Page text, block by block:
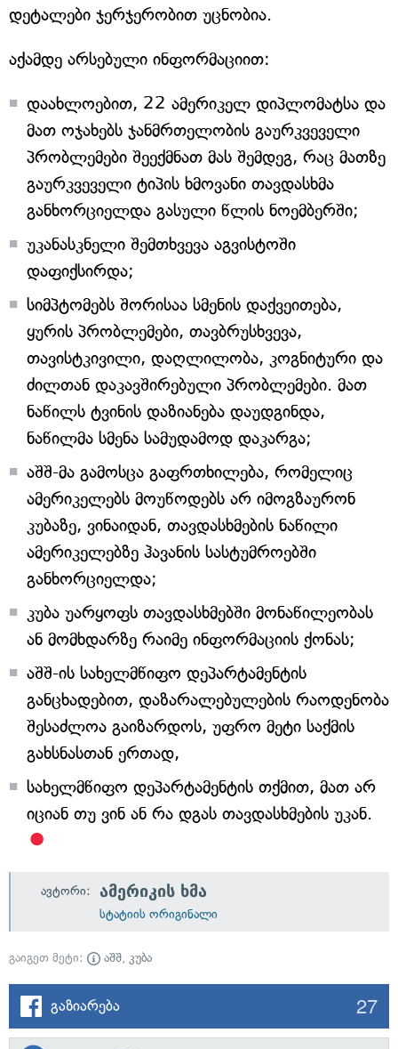
დეტალები ჯერჯერობით უცნობია.
აქამდე არსებული ინფორმაციით:
დაახლოებით, 22 ამერიკელ დიპლომატსა და
მათ ოჯახებს ჯანმრთელობის გაურკვეველი
პრობლემები შეექმნათ მას შემდეგ, რაც მათზე
გაურკვეველი ტიპის ხმოვანი თავდასხმა
განხორციელდა გასული წლის ნოემბერში;
უკანასკნელი შემთხვევა აგვისტოში
დაფიქსირდა;
სიმპტომებს შორისაა სმენის დაქვეითება,
ყურის პრობლემები, თავბრუსხვევა,
თავისტკივილი, დაღლილობა, კოგნიტური და
ძილთან დაკავშირებული პრობლემები. მათ
ნაწილს ტვინის დაზიანება დაუდგინდა,
ნაწილმა სმენა სამუდამოდ დაკარგა;
აშშ-მა გამოსცა გაფრთხილება, რომელიც
ამერიკელებს მოუწოდებს არ იმოგზაურონ
კუბაზე, ვინაიდან, თავდასხმების ნაწილი
ამერიკელებზე ჰავანის სასტუმროებში
განხორციელდა;
კუბა უარყოფს თავდასხმებში მონაწილეობას
ან მომხდარზე რაიმე ინფორმაციის ქონას;
აშშ-ის სახელმწიფო დეპარტამენტის
განცხადებით, დაზარალებულების რაოდენობა
შესაძლოა გაიზარდოს, უფრო მეტი საქმის
გახსნასთან ერთად,
სახელმწიფო დეპარტამენტის თქმით, მათ არ
იციან თუ ვინ ან რა დგას თავდასხმების უკან.
ავტორი: ამერიკის ხმა
სტატიის ორიგინალი
გაიგეთ მეტი: აშშ, კუბა
გაზიარება 27